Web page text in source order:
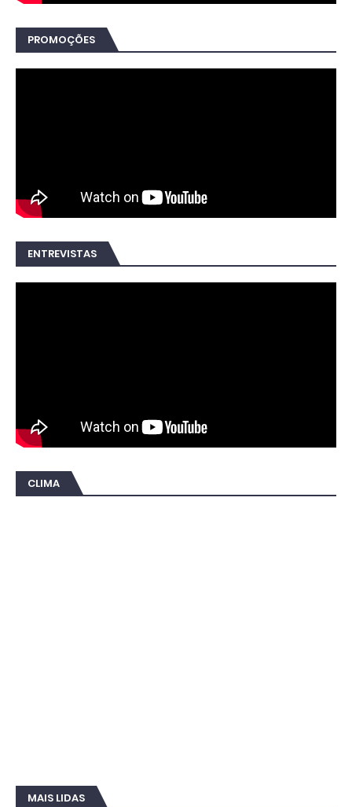
PROMOÇÕES
ENTREVISTAS
CLIMA
MAIS LIDAS